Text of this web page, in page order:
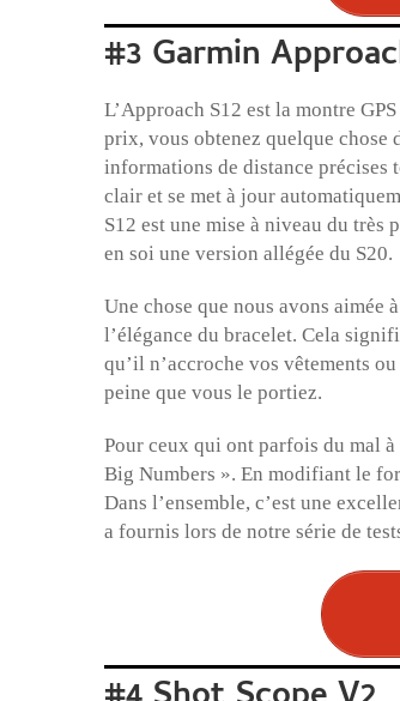
#3 Garmin
L’Approach S12 est la montre
prix, vous obtenez quelque
informations de distance précises
clair et se met à jour
S12 est une mise à niveau du très
en soi une version allégée du S20.
Une chose que nous avons aimée
l’élégance du bracelet. Cela
qu’il n’accroche vos vêtements
peine que vous le portiez.
Pour ceux qui ont parfois du mal
Big Numbers ». En modifiant le
Dans l’ensemble, c’est une
a fournis lors de notre série de